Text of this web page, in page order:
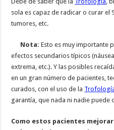
sola es capaz de radicar o curar el
tumores, etc.
Nota:Esto es muy importante
efectos secundarios típicos
extrema, etc.). Y las posibles
en un gran número de pacientes,
curados, con el uso de la
garantía, que nada ni nadie
Como estos pacientes